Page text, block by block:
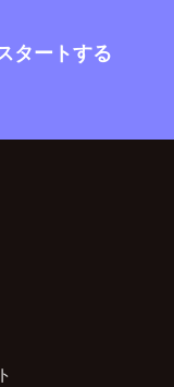
タートする